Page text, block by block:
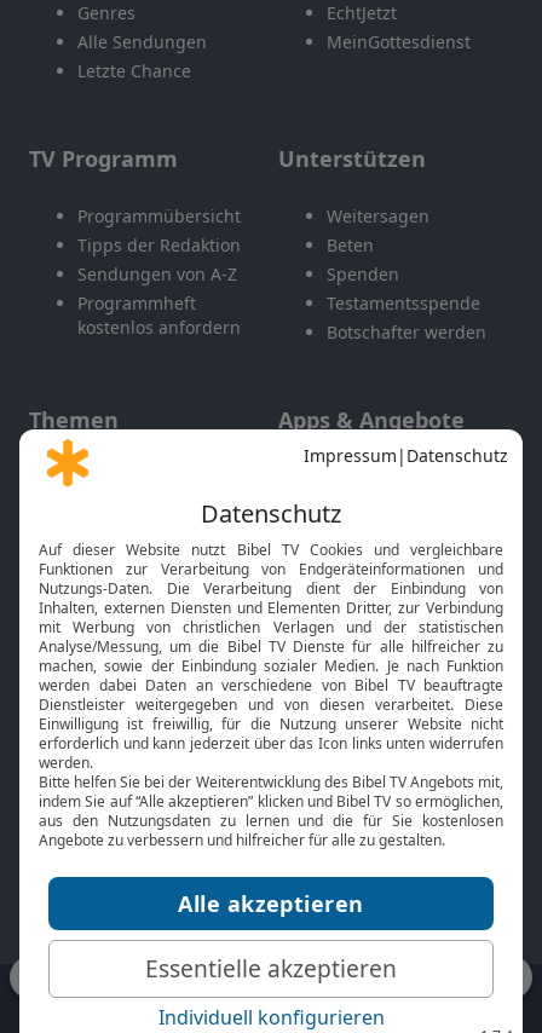
Genres
Alle Sendungen
Letzte Chance
EchtJetzt
MeinGottesdienst
TV Programm
Programmübersicht
Tipps der Redaktion
Sendungen von A-Z
Programmheft
kostenlos anfordern
Unterstützen
Weitersagen
Beten
Spenden
Testamentsspende
Botschafter werden
Themen
Gott und Bibel erklärt
Neuigkeiten
Apps & Angebote
Mobile App
Smart TV
HbbTV
Bibelthek Online-Bibel
Nächster Gottesdienst
Bibel TV
Über uns
Jobs
Mediadaten
Service
Kontakt
TV-Empfang
bibeltv.de: Impressum
Datenschutz
Nutzungsbedingungen
Fakten Bibel TV App